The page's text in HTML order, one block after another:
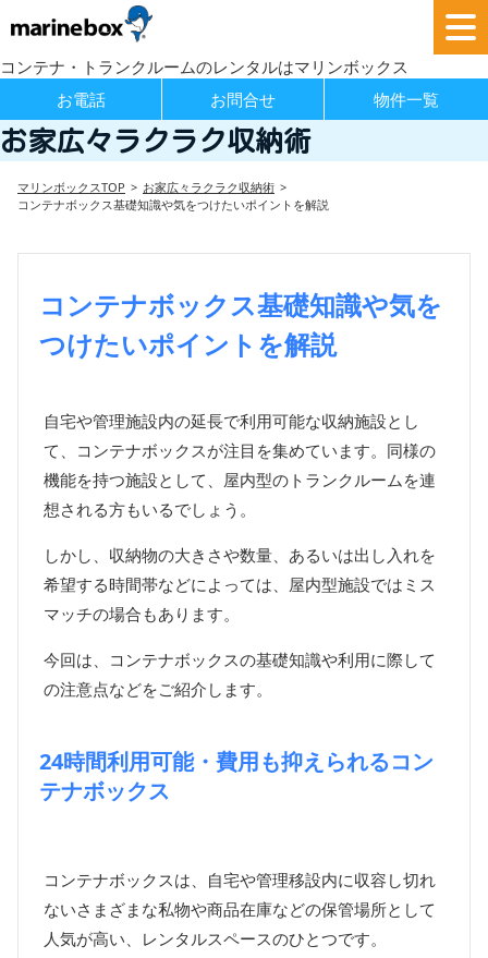
コンテナ・トランクルームのレンタルはマリンボックス
お電話
お問合せ 物件一覧
お家広々ラクラク収納術
マリンボックスTOP
お家広々ラクラク収納術
コンテナボックス基礎知識や気をつけたいポイントを解説
コンテナボックス基礎知識や気を
つけたいポイントを解説
自宅や管理施設内の延長で利用可能な収納施設とし
て、コンテナボックスが注目を集めています。同様の
機能を持つ施設として、屋内型のトランクルームを連
想される方もいるでしょう。
しかし、収納物の大きさや数量、あるいは出し入れを
希望する時間帯などによっては、屋内型施設ではミス
マッチの場合もあります。
今回は、コンテナボックスの基礎知識や利用に際して
の注意点などをご紹介します。
24時間利用可能・費用も抑えられるコン
テナボックス
コンテナボックスは、自宅や管理移設内に収容し切れ
ないさまざまな私物や商品在庫などの保管場所として
人気が高い、レンタルスペースのひとつです。